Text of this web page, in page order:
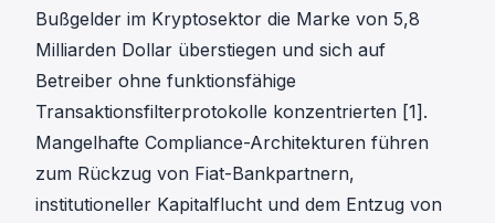
Bußgelder im Kryptosektor die Marke von 5,8
Milliarden Dollar überstiegen und sich auf
Betreiber ohne funktionsfähige
Transaktionsfilterprotokolle konzentrierten [1].
Mangelhafte Compliance-Architekturen führen
zum Rückzug von Fiat-Bankpartnern,
institutioneller Kapitalflucht und dem Entzug von